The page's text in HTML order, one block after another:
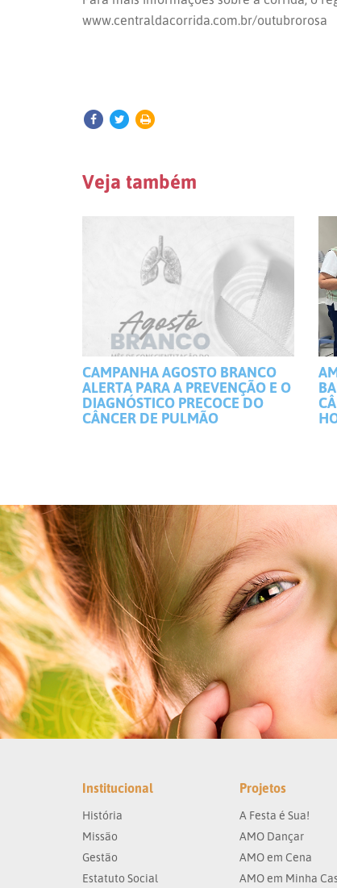
www.centraldacorrida.com.br/outubrorosa
Veja também
CAMPANHA AGOSTO BRANCO
ALERTA PARA A PREVENÇÃO E O
DIAGNÓSTICO PRECOCE DO
CÂNCER DE PULMÃO
Institucional
História
Missão
Gestão
Estatuto Social
Projetos
A Festa é Sua!
AMO Dançar
AMO em Cena
AMO em Minha